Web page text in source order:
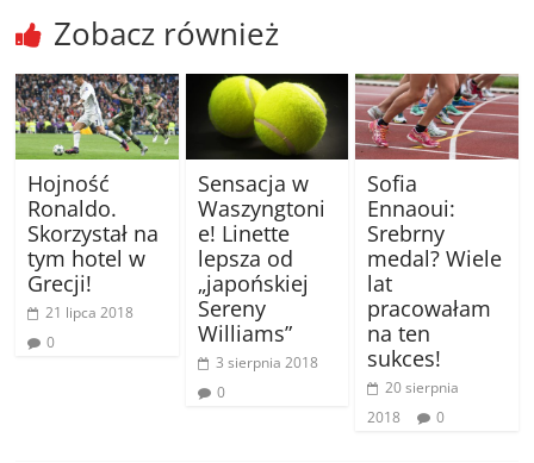
Zobacz również
Hojność
Ronaldo.
Skorzystał na
tym hotel w
Grecji!
21 lipca 2018
0
Sensacja w
Waszyngtoni
e! Linette
lepsza od
„japońskiej
Sereny
Williams”
3 sierpnia 2018
0
Sofia
Ennaoui:
Srebrny
medal? Wiele
lat
pracowałam
na ten
sukces!
20 sierpnia
2018
0